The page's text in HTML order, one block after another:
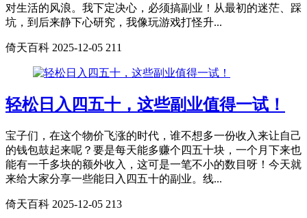
对生活的风浪。我下定决心，必须搞副业！从最初的迷茫、踩
坑，到后来静下心研究，我像玩游戏打怪升...
倚天百科 2025-12-05 211
轻松日入四五十，这些副业值得一试！
宝子们，在这个物价飞涨的时代，谁不想多一份收入来让自己
的钱包鼓起来呢？要是每天能多赚个四五十块，一个月下来也
能有一千多块的额外收入，这可是一笔不小的数目呀！今天就
来给大家分享一些能日入四五十的副业。线...
倚天百科 2025-12-05 213